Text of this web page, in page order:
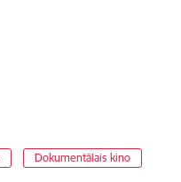
Dokumentālais kino